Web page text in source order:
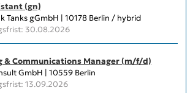
(gn)
Tanks gGmbH | 10178 Berlin / hybrid
30.08.2026
& Communications Manager (m/f/d)
GmbH | 10559 Berlin
13.09.2026